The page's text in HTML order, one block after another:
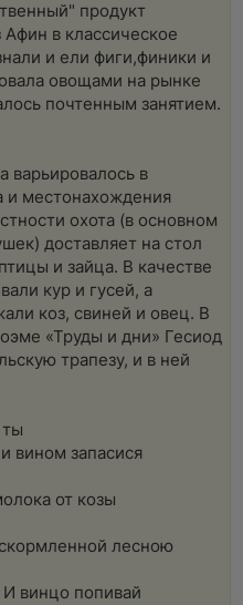
продукт
в классическое
и ели фиги,финики и
овощами на рынке
почтенным занятием.
варьировалось в
и местонахождения
охота (в основном
доставляет на стол
и зайца. В качестве
кур и гусей, а
коз, свиней и овец. В
«Труды и дни» Гесиод
трапезу, и в ней
вином запасися
от козы
лесною
винцо попивай